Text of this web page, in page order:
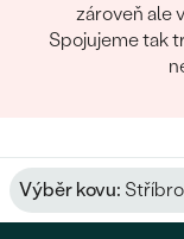
zároveň ale
Spojujeme tak
Výběr kovu: